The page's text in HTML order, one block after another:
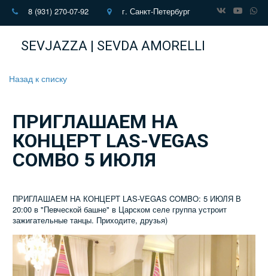
8 (931) 270-07-92 г. Санкт-Петербург
SEVJAZZA | SEVDA AMORELLI
Назад к списку
ПРИГЛАШАЕМ НА
КОНЦЕРТ LAS-VEGAS
COMBO 5 ИЮЛЯ
ПРИГЛАШАЕМ НА КОНЦЕРТ LAS-VEGAS COMBO: 5 ИЮЛЯ В
20:00 в "Певческой башне" в Царском селе группа устроит
зажигательные танцы. Приходите, друзья)